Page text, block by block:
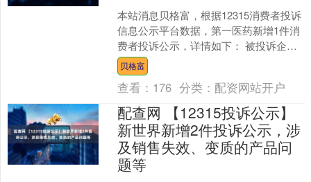
本站消息贝格富，根据12315消费者投诉
信息公示平台数据，第一医药新增1件消
费者投诉公示，详情如下： 被投诉企
业：上海第一医药曹路大药房有限公司
投诉基本信息：2....
贝格富
查看： 176 分类： 配资网站开户
配查网 【12315投诉公示】
新世界新增2件投诉公示，涉
及销售失效、变质的产品问
题等